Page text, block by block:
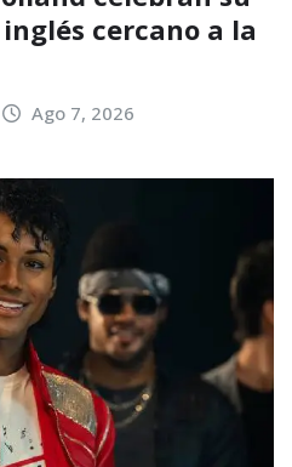
cercano a la
Ago 7, 2026